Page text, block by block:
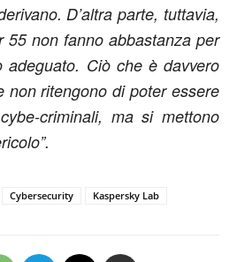
D’altra parte, tuttavia,
55 non fanno abbastanza per
adeguato. Ciò che è davvero
non ritengono di poter essere
criminali, ma si mettono
Cybersecurity Kaspersky Lab